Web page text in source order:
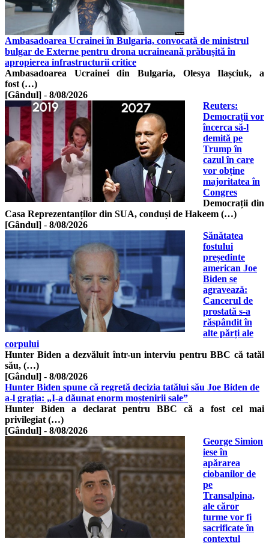
Ambasadoarea Ucrainei în Bulgaria, convocată de ministrul
bulgar de Externe pentru drona ucraineană prăbușită în
apropierea infrastructurii critice
Ambasadoarea Ucrainei din Bulgaria, Olesya Ilașciuk, a
fost (…)
[Gândul] - 8/08/2026
Reuters:
Democrații vor
încerca să-l
demită pe
Trump în
cazul în care
vor obține
majoritatea în
Congres
Democrații din
Casa Reprezentanților din SUA, conduși de Hakeem (…)
[Gândul] - 8/08/2026
Sănătatea
fostului
președinte
american Joe
Biden se
agravează:
Cancerul de
prostată s-a
răspândit în
alte părți ale
corpului
Hunter Biden a dezvăluit într-un interviu pentru BBC că tatăl
său, (…)
[Gândul] - 8/08/2026
Hunter Biden spune că regretă decizia tatălui său Joe Biden de
a-l grația: „I-a dăunat enorm moștenirii sale”
Hunter Biden a declarat pentru BBC că a fost cel mai
privilegiat (…)
[Gândul] - 8/08/2026
George Simion
iese în
apărarea
ciobanilor de
pe
Transalpina,
ale căror
turme vor fi
sacrificate în
contextul